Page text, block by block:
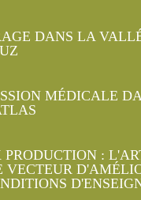
DANS LA
MÉDICALE
PRODUCTION :
VECTEUR